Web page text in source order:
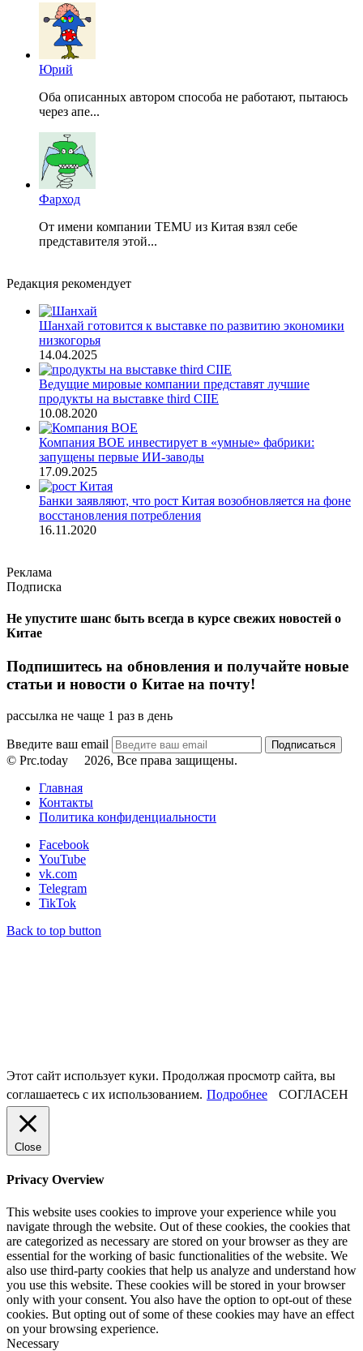
Юрий
Оба описанных автором способа не работают, пытаюсь
через апе...
Фарход
От имени компании TEMU из Китая взял себе
представителя этой...
Редакция рекомендует
Шанхай готовится к выставке по развитию экономики
низкогорья
14.04.2025
Ведущие мировые компании представят лучшие
продукты на выставке third CIIE
10.08.2020
Компания BOE инвестирует в «умные» фабрики:
запущены первые ИИ-заводы
17.09.2025
Банки заявляют, что рост Китая возобновляется на фоне
восстановления потребления
16.11.2020
Реклама
Подписка
Не упустите шанс быть всегда в курсе свежих новостей о
Китае
Подпишитесь на обновления и получайте новые
статьи и новости о Китае на почту!
рассылка не чаще 1 раз в день
Введите ваш email
© Prc.today
2026, Все права защищены.
Главная
Контакты
Политика конфиденциальности
Facebook
YouTube
vk.com
Telegram
TikTok
Back to top button
Этот сайт использует куки. Продолжая просмотр сайта, вы
соглашаетесь с их использованием. Подробнее СОГЛАСЕН
Close
Privacy Overview
This website uses cookies to improve your experience while you
navigate through the website. Out of these cookies, the cookies that
are categorized as necessary are stored on your browser as they are
essential for the working of basic functionalities of the website. We
also use third-party cookies that help us analyze and understand how
you use this website. These cookies will be stored in your browser
only with your consent. You also have the option to opt-out of these
cookies. But opting out of some of these cookies may have an effect
on your browsing experience.
Necessary